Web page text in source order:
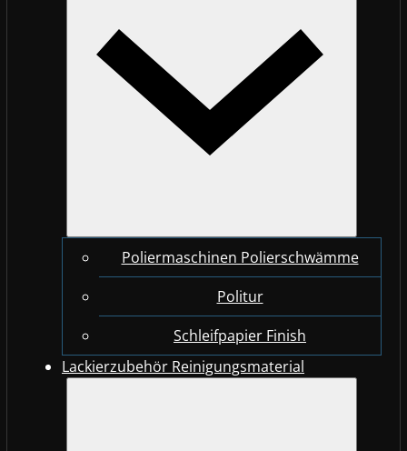
Poliermaschinen Polierschwämme
Politur
Schleifpapier Finish
Lackierzubehör Reinigungsmaterial